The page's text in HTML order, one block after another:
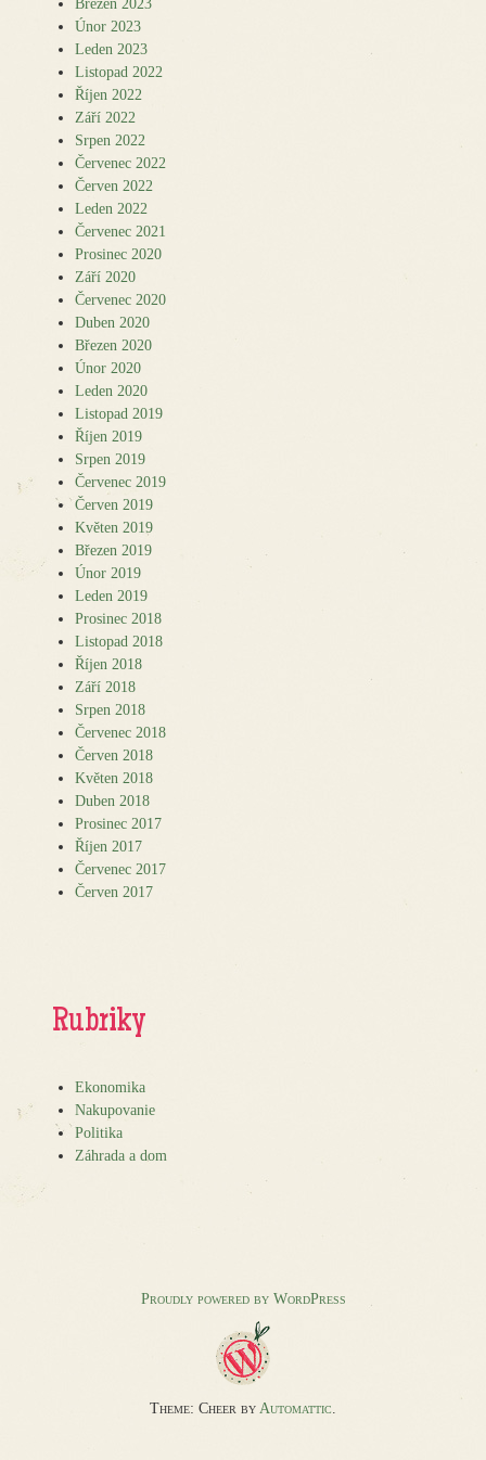
Březen 2023
Únor 2023
Leden 2023
Listopad 2022
Říjen 2022
Září 2022
Srpen 2022
Červenec 2022
Červen 2022
Leden 2022
Červenec 2021
Prosinec 2020
Září 2020
Červenec 2020
Duben 2020
Březen 2020
Únor 2020
Leden 2020
Listopad 2019
Říjen 2019
Srpen 2019
Červenec 2019
Červen 2019
Květen 2019
Březen 2019
Únor 2019
Leden 2019
Prosinec 2018
Listopad 2018
Říjen 2018
Září 2018
Srpen 2018
Červenec 2018
Červen 2018
Květen 2018
Duben 2018
Prosinec 2017
Říjen 2017
Červenec 2017
Červen 2017
Rubriky
Ekonomika
Nakupovanie
Politika
Záhrada a dom
Proudly powered by WordPress
Theme: Cheer by Automattic